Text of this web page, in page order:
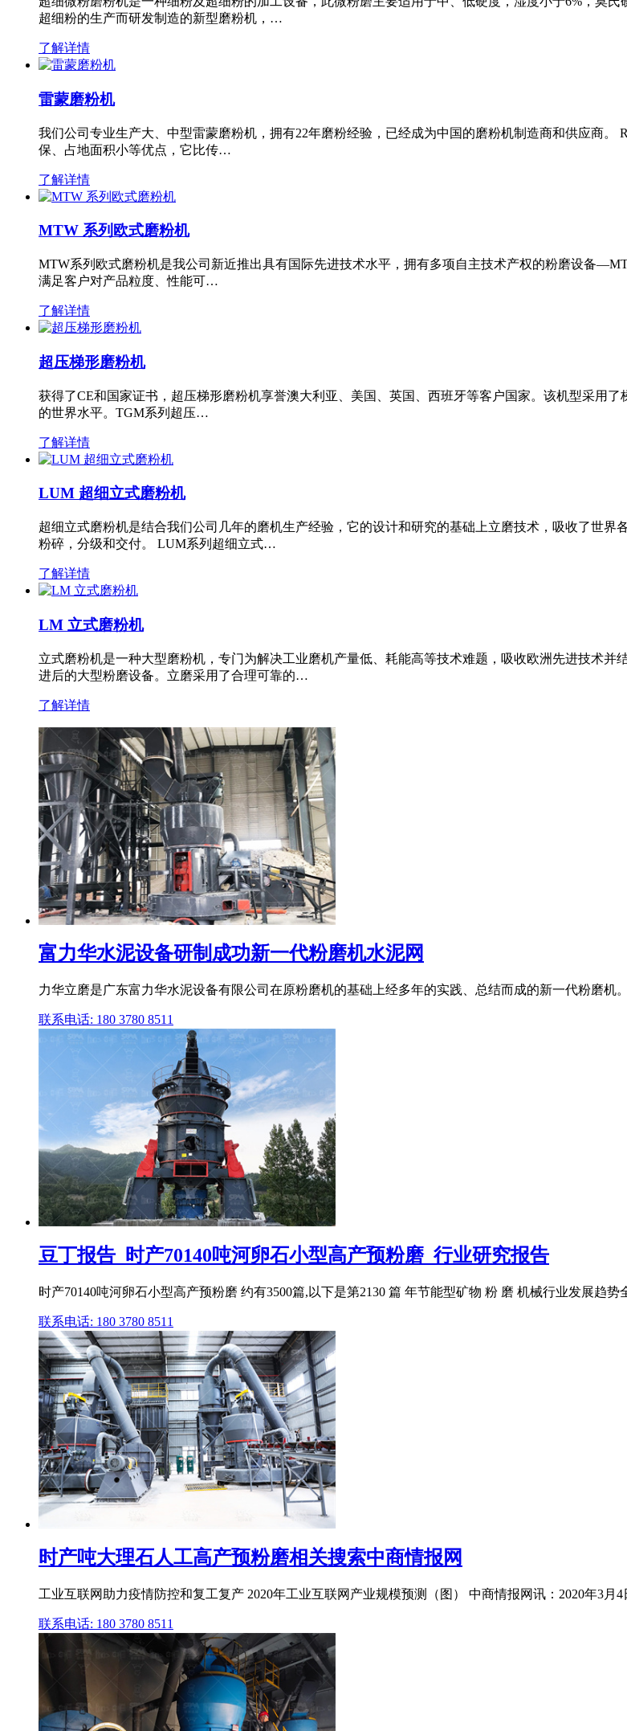
超细粉的生产而研发制造的新型磨粉机，…
了解详情
雷蒙磨粉机
我们公司专业生产大、中型雷蒙磨粉机，拥有22年磨粉经验，已经成为中国的磨粉机制造商和供应商
保、占地面积小等优点，它比传…
了解详情
MTW 系列欧式磨粉机
MTW系列欧式磨粉机是我公司新近推出具有国际先进技术水平，拥有多项自主技术产权的粉磨设备
满足客户对产品粒度、性能可…
了解详情
超压梯形磨粉机
获得了CE和国家证书，超压梯形磨粉机享誉澳大利亚、美国、英国、西班牙等客户国家。该机型采用
的世界水平。TGM系列超压…
了解详情
LUM 超细立式磨粉机
超细立式磨粉机是结合我们公司几年的磨机生产经验，它的设计和研究的基础上立磨技术，吸收了世
粉碎，分级和交付。 LUM系列超细立式…
了解详情
LM 立式磨粉机
立式磨粉机是一种大型磨粉机，专门为解决工业磨机产量低、耗能高等技术难题，吸收欧洲先进技术
进后的大型粉磨设备。立磨采用了合理可靠的…
了解详情
富力华水泥设备研制成功新一代粉磨机水泥网
力华立磨是广东富力华水泥设备有限公司在原粉磨机的基础上经多年的实践、总结而成的新一代粉磨
联系电话: 180 3780 8511
豆丁报告_时产70140吨河卵石小型高产预粉磨_行业研究报告
时产70140吨河卵石小型高产预粉磨 约有3500篇,以下是第2130 篇 年节能型矿物 粉 磨 机械行业发展趋
联系电话: 180 3780 8511
时产吨大理石人工高产预粉磨相关搜索中商情报网
工业互联网助力疫情防控和复工复产 2020年工业互联网产业规模预测（图） 中商情报网讯：2020年3
联系电话: 180 3780 8511